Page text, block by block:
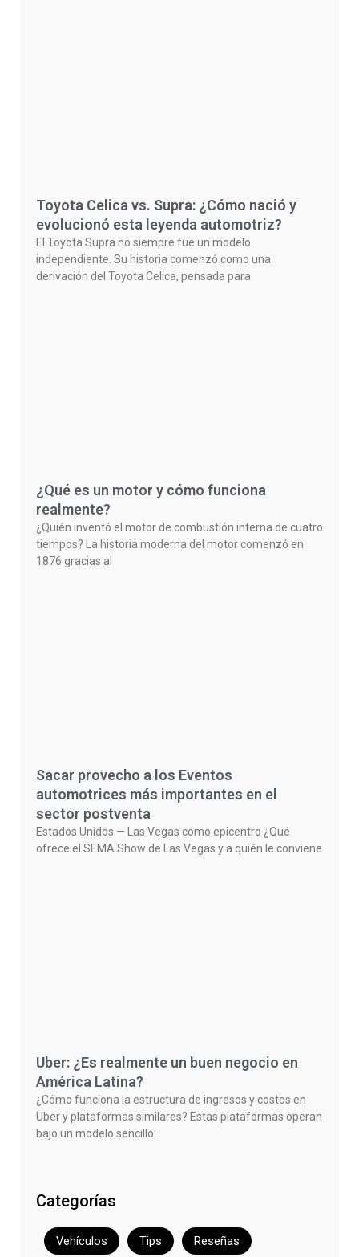
Toyota Celica vs. Supra: ¿Cómo nació y
evolucionó esta leyenda automotriz?
El Toyota Supra no siempre fue un modelo
independiente. Su historia comenzó como una
derivación del Toyota Celica, pensada para
¿Qué es un motor y cómo funciona
realmente?
¿Quién inventó el motor de combustión interna de cuatro
tiempos? La historia moderna del motor comenzó en
1876 gracias al
Sacar provecho a los Eventos
automotrices más importantes en el
sector postventa
Estados Unidos — Las Vegas como epicentro ¿Qué
ofrece el SEMA Show de Las Vegas y a quién le conviene
Uber: ¿Es realmente un buen negocio en
América Latina?
¿Cómo funciona la estructura de ingresos y costos en
Uber y plataformas similares? Estas plataformas operan
bajo un modelo sencillo:
Categorías
Vehículos Tips Reseñas